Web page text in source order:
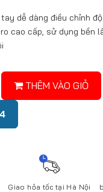
dễ dàng điều chỉnh
cao cấp, sử dụng bền
THÊM VÀO GIỎ
Giao hỏa tốc tại Hà Nội